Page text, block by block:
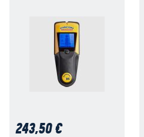
243,50 €